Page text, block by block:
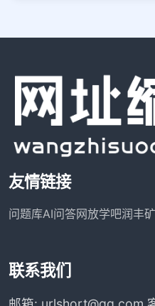
友情链接
问题库AI问答网放学吧润丰
联系我们